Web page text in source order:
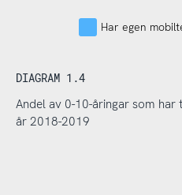
Har egen
DIAGRAM 1.4
Andel av 0-10-åringar som
år 2018-2019